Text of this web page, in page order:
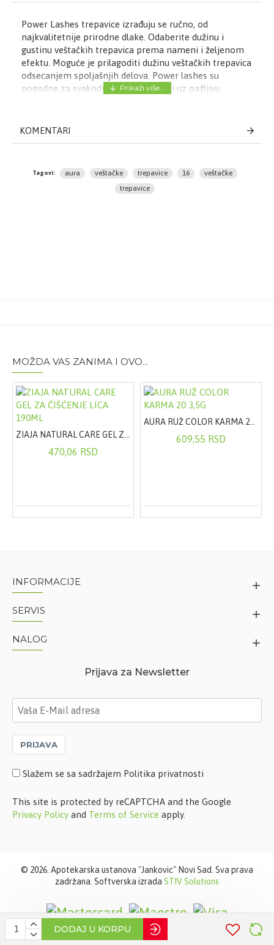
DODAJ U KORPU
Power Lashes trepavice izrađuju se ručno, od
najkvalitetnije prirodne dlake. Odaberite dužinu i
gustinu veštačkih trepavica prema nameni i željenom
efektu. Moguće je prilagoditi dužinu veštačkih trepavica
odsecanjem spoljašnjih delova. Power lashes su
pogodne za svakodnevnu upotrebu, i uz pažljivu
spojiti prirodne i veštačke trepavice, ali voditi računa da
se ne nanese previše maskare. Prilikom lepljenja
KOMENTARI
Tagovi: aura veštačke trepavice 16
veštačke
trepavice
MOŽDA VAS ZANIMA I OVO...
470,06 RSD
609,55 RSD
INFORMACIJE
SERVIS
NALOG
Prijava za Newsletter
PRIJAVA
Slažem se sa sadržajem Politika privatnosti
This site is protected by reCAPTCHA and the Google
Privacy Policy and Terms of Service apply.
© 2026. Apotekarska ustanova "Jankovic" Novi Sad. Sva prava
zadržana. Softverska izrada STIV Solutions